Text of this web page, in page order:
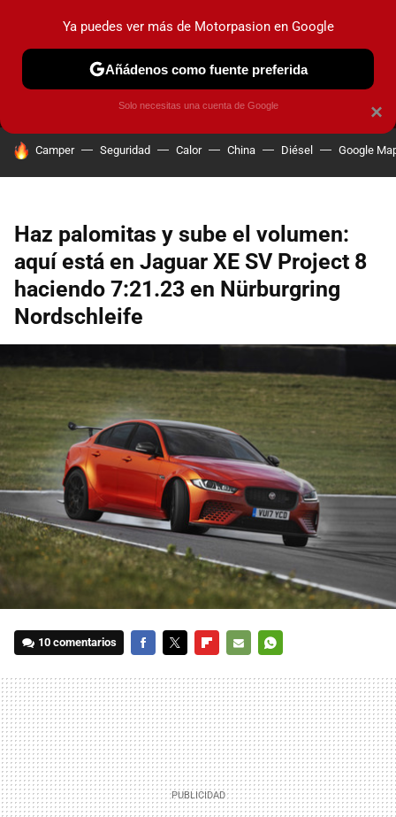
MENÚ NUEVO
COCHES ELÉCTRICOS OBSERVATORIO
HOY SE HABLA DE
Camper Seguridad Calor China Diésel Google
Haz palomitas y sube el volumen:
aquí está en Jaguar XE SV Project 8
haciendo 7:21.23 en Nürburgring
Nordschleife
10 comentarios
MAIL
×
Ya puedes ver más de Motorpasion en Google
Añádenos como fuente preferida
Solo necesitas una cuenta de Google